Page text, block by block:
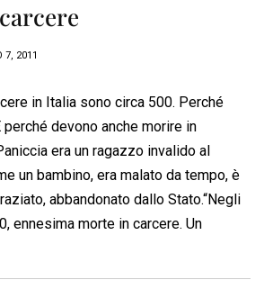
7, 2011
in Italia sono circa 500. Perché
perché devono anche morire in
era un ragazzo invalido al
un bambino, era malato da tempo, è
abbandonato dallo Stato.“Negli
ennesima morte in carcere. Un